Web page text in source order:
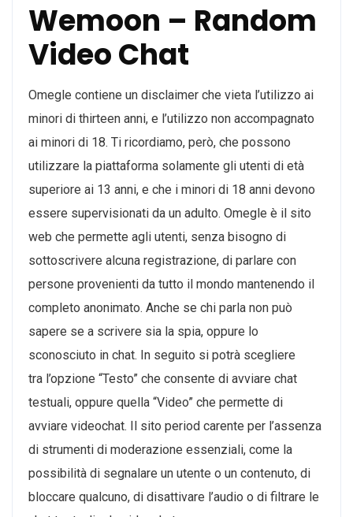
Wemoon – Random
Video Chat
Omegle contiene un disclaimer che vieta l’utilizzo ai
minori di thirteen anni, e l’utilizzo non accompagnato
ai minori di 18. Ti ricordiamo, però, che possono
utilizzare la piattaforma solamente gli utenti di età
superiore ai 13 anni, e che i minori di 18 anni devono
essere supervisionati da un adulto. Omegle è il sito
web che permette agli utenti, senza bisogno di
sottoscrivere alcuna registrazione, di parlare con
persone provenienti da tutto il mondo mantenendo il
completo anonimato. Anche se chi parla non può
sapere se a scrivere sia la spia, oppure lo
sconosciuto in chat. In seguito si potrà scegliere
tra l’opzione “Testo” che consente di avviare chat
testuali, oppure quella “Video” che permette di
avviare videochat. Il sito period carente per l’assenza
di strumenti di moderazione essenziali, come la
possibilità di segnalare un utente o un contenuto, di
bloccare qualcuno, di disattivare l’audio o di filtrare le